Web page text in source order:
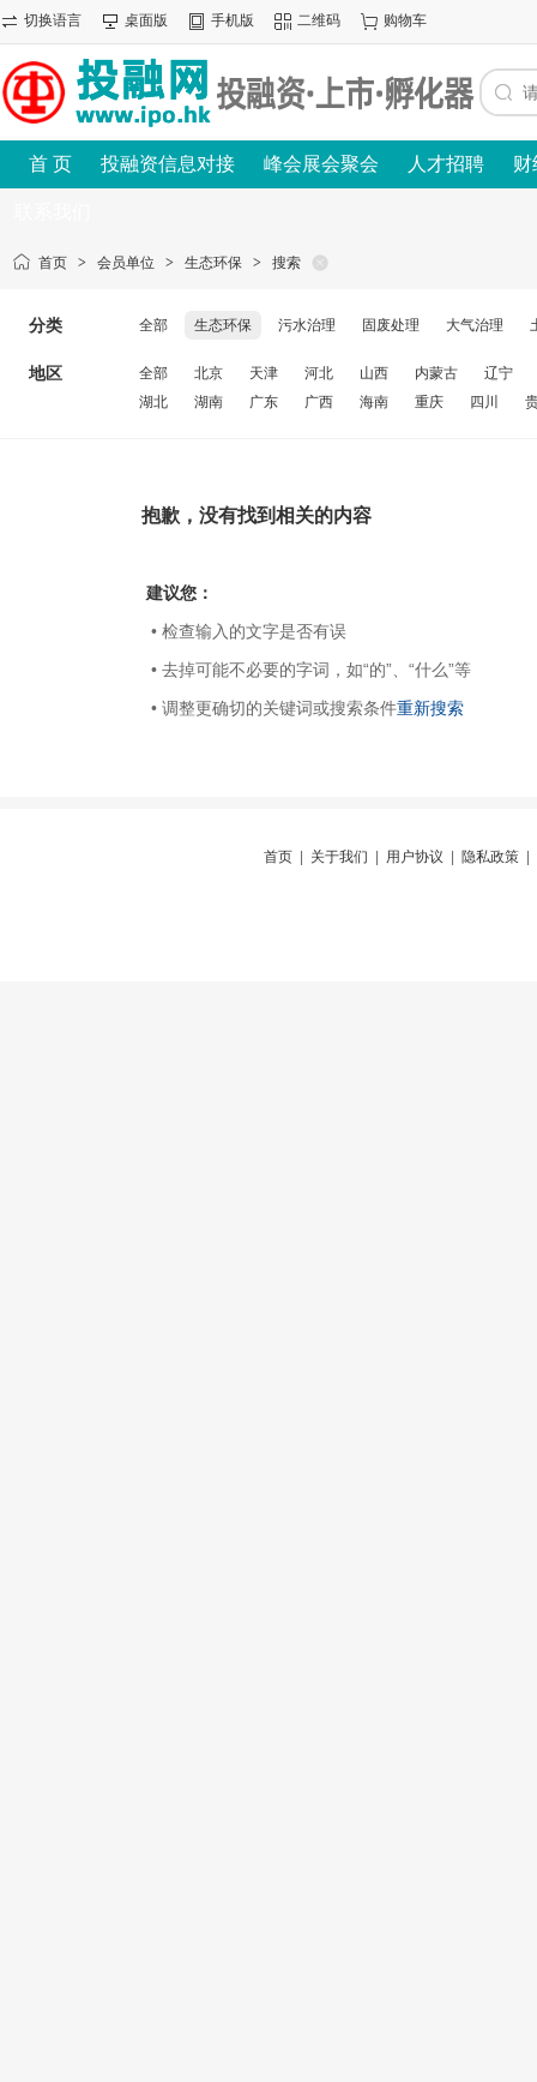
切换语言 桌面版 手机版 二维码 购物车
首 页 投融资信息对接 峰会展会聚会 人才招聘 财
首页 > 会员单位 > 生态环保 > 搜索
分类 全部 生态环保 污水治理 固废处理 大气治理
地区 全部 北京 天津 河北 山西 内蒙古
辽宁
湖北
湖南 广东 广西 海南 重庆 四川
抱歉，没有找到相关的内容
建议您：
• 检查输入的文字是否有误
• 去掉可能不必要的字词，如“的”、“什么”等
• 调整更确切的关键词或搜索条件重新搜索
首页 关于我们 用户协议 隐私政策